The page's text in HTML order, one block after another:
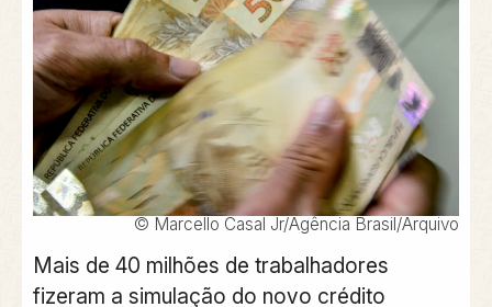
© Marcello Casal Jr/Agência Brasil/Arquivo
Mais de 40 milhões de trabalhadores
fizeram a simulação do novo crédito